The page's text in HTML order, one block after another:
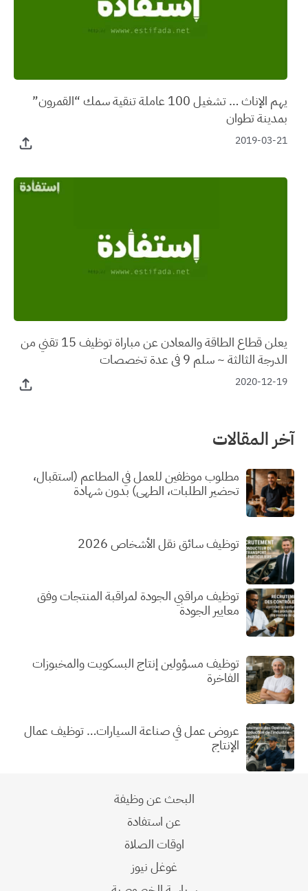
يهم الإناث … تشغيل 100 عاملة تنقية سمك “القمرون”
بمدينة تطوان
2019-03-21
يعلن قطاع الطاقة والمعادن عن مباراة توظيف 15 تقني من
الدرجة الثالثة ~ سلم 9 في عدة تخصصات
2020-12-19
آخر المقالات
مطلوب موظفين للعمل في المطاعم (استقبال،
تحضير الطلبات، الطهي) بدون شهادة
توظيف سائق نقل الأشخاص 2026
توظيف مراقبي الجودة لمراقبة المنتجات وفق
معايير الجودة
توظيف مسؤولين إنتاج البسكويت والمخبوزات
الفاخرة
عروض عمل في صناعة السيارات… توظيف عمال
الإنتاج
البحث عن وظيفة
عن استفادة
اوقات الصلاة
غوغل نيوز